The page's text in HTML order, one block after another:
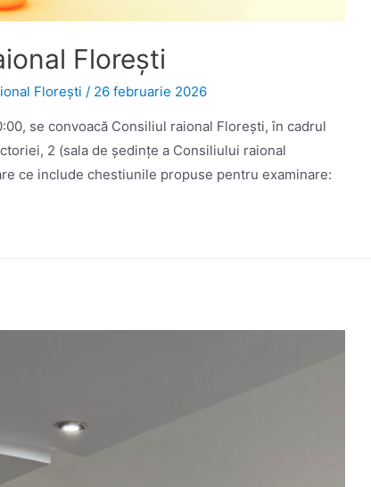
Florești
Florești / 26 februarie 2026
se convoacă Consiliul raional Floreşti, în cadrul
2 (sala de ședințe a Consiliului raional
ce include chestiunile propuse pentru examinare: